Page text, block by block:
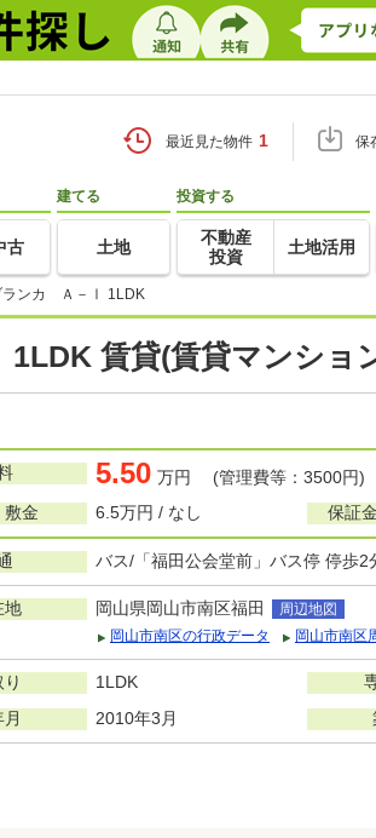
最近見た物件 1 保
古
建てる
土地
投資する
不動産
投資
土地活用
ランカ Ａ－Ⅰ 1LDK
賃貸(賃貸マンショ
5.50 万円 (管理費等：3500円)
敷金
6.5万円 / なし 保証
バス/「福田公会堂前」バス停 停歩2
地 岡山県岡山市南区福田
周辺地図
岡山市南区の行政データ
岡山市南区
り 1LDK
2010年3月